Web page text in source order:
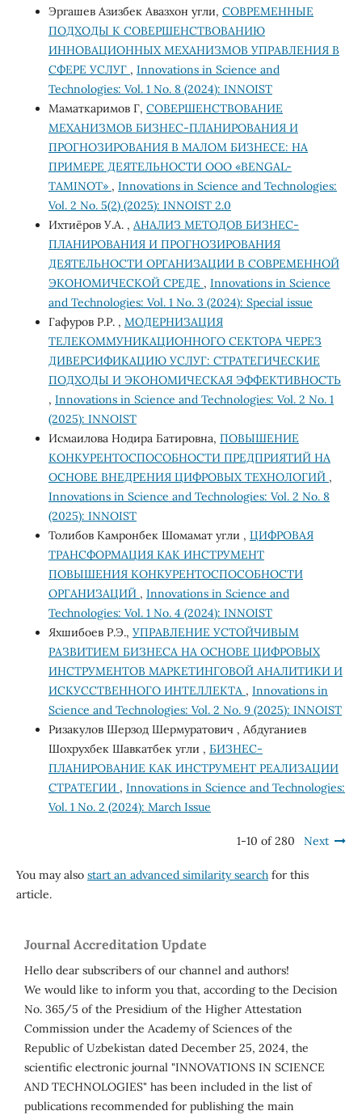
Эргашев Азизбек Авазхон угли, СОВРЕМЕННЫЕ
ПОДХОДЫ К СОВЕРШЕНСТВОВАНИЮ
ИННОВАЦИОННЫХ МЕХАНИЗМОВ УПРАВЛЕНИЯ В
СФЕРЕ УСЛУГ , Innovations in Science and
Technologies: Vol. 1 No. 8 (2024): INNOIST
Маматкаримов Г, СОВЕРШЕНСТВОВАНИЕ
МЕХАНИЗМОВ БИЗНЕС-ПЛАНИРОВАНИЯ И
ПРОГНОЗИРОВАНИЯ В МАЛОМ БИЗНЕСЕ: НА
ПРИМЕРЕ ДЕЯТЕЛЬНОСТИ ООО «BENGAL-
TAMINOT» , Innovations in Science and Technologies:
Vol. 2 No. 5(2) (2025): INNOIST 2.0
Ихтиёров У.А. , АНАЛИЗ МЕТОДОВ БИЗНЕС-
ПЛАНИРОВАНИЯ И ПРОГНОЗИРОВАНИЯ
ДЕЯТЕЛЬНОСТИ ОРГАНИЗАЦИИ В СОВРЕМЕННОЙ
ЭКОНОМИЧЕСКОЙ СРЕДЕ , Innovations in Science
and Technologies: Vol. 1 No. 3 (2024): Special issue
Гафуров Р.Р. , МОДЕРНИЗАЦИЯ
ТЕЛЕКОММУНИКАЦИОННОГО СЕКТОРА ЧЕРЕЗ
ДИВЕРСИФИКАЦИЮ УСЛУГ: СТРАТЕГИЧЕСКИЕ
ПОДХОДЫ И ЭКОНОМИЧЕСКАЯ ЭФФЕКТИВНОСТЬ
, Innovations in Science and Technologies: Vol. 2 No. 1
(2025): INNOIST
Исмаилова Нодира Батировна, ПОВЫШЕНИЕ
КОНКУРЕНТОСПОСОБНОСТИ ПРЕДПРИЯТИЙ НА
ОСНОВЕ ВНЕДРЕНИЯ ЦИФРОВЫХ ТЕХНОЛОГИЙ ,
Innovations in Science and Technologies: Vol. 2 No. 8
(2025): INNOIST
Толибов Камронбек Шомамат угли , ЦИФРОВАЯ
ТРАНСФОРМАЦИЯ КАК ИНСТРУМЕНТ
ПОВЫШЕНИЯ КОНКУРЕНТОСПОСОБНОСТИ
ОРГАНИЗАЦИЙ , Innovations in Science and
Technologies: Vol. 1 No. 4 (2024): INNOIST
Яхшибоев Р.Э., УПРАВЛЕНИЕ УСТОЙЧИВЫМ
РАЗВИТИЕМ БИЗНЕСА НА ОСНОВЕ ЦИФРОВЫХ
ИНСТРУМЕНТОВ МАРКЕТИНГОВОЙ АНАЛИТИКИ И
ИСКУССТВЕННОГО ИНТЕЛЛЕКТА , Innovations in
Science and Technologies: Vol. 2 No. 9 (2025): INNOIST
Ризакулов Шерзод Шермуратович , Абдуганиев
Шохрухбек Шавкатбек угли , БИЗНЕС-
ПЛАНИРОВАНИЕ КАК ИНСТРУМЕНТ РЕАЛИЗАЦИИ
СТРАТЕГИИ , Innovations in Science and Technologies:
Vol. 1 No. 2 (2024): March Issue
1-10 of 280 Next
You may also start an advanced similarity searchfor this
article.
Journal Accreditation Update
Hello dear subscribers of our channel and authors!
We would like to inform you that, according to the Decision
No. 365/5 of the Presidium of the Higher Attestation
Commission under the Academy of Sciences of the
Republic of Uzbekistan dated December 25, 2024, the
scientific electronic journal "INNOVATIONS IN SCIENCE
AND TECHNOLOGIES" has been included in the list of
publications recommended for publishing the main